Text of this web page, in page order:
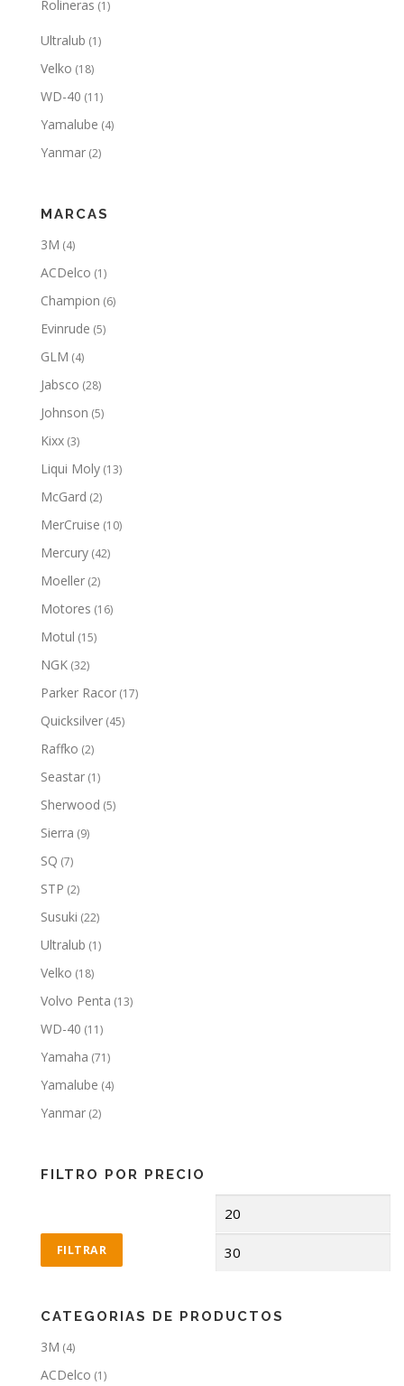
Rolineras (1)
Ultralub (1)
Velko (18)
WD-40 (11)
Yamalube (4)
Yanmar (2)
MARCAS
3M (4)
ACDelco (1)
Champion (6)
Evinrude (5)
GLM (4)
Jabsco (28)
Johnson (5)
Kixx (3)
Liqui Moly (13)
McGard (2)
MerCruise (10)
Mercury (42)
Moeller (2)
Motores (16)
Motul (15)
NGK (32)
Parker Racor (17)
Quicksilver (45)
Raffko (2)
Seastar (1)
Sherwood (5)
Sierra (9)
SQ (7)
STP (2)
Susuki (22)
Ultralub (1)
Velko (18)
Volvo Penta (13)
WD-40 (11)
Yamaha (71)
Yamalube (4)
Yanmar (2)
FILTRO POR PRECIO
FILTRAR
CATEGORIAS DE PRODUCTOS
3M (4)
ACDelco (1)